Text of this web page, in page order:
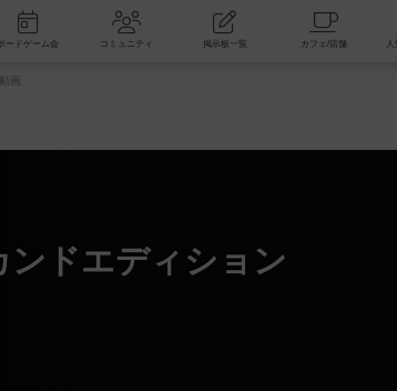
ー ボードゲーム会 コミュニティ 掲示板一覧
動画
ドエディション